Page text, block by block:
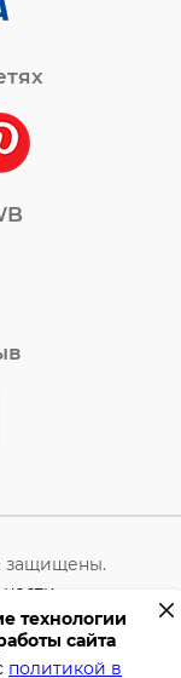
защищены.
технологии
сайта
политикой в